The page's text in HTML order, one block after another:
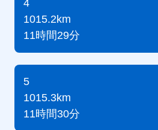
4
1015.2km
11時間29分
5
1015.3km
11時間30分